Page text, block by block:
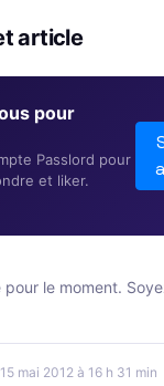
article
pour
Passlord pour
et liker.
le moment.
15 mai 2012 à 16 h 31 min